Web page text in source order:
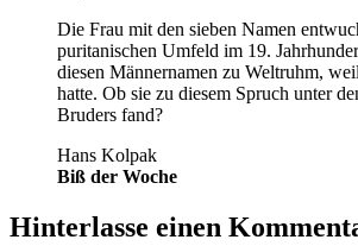
Die Frau mit den sieben Namen
puritanischen Umfeld im 19.
diesen Männernamen zu Weltruhm,
hatte. Ob sie zu diesem Spruch unter
Bruders fand?
Hans Kolpak
Biß der Woche
Hinterlasse einen